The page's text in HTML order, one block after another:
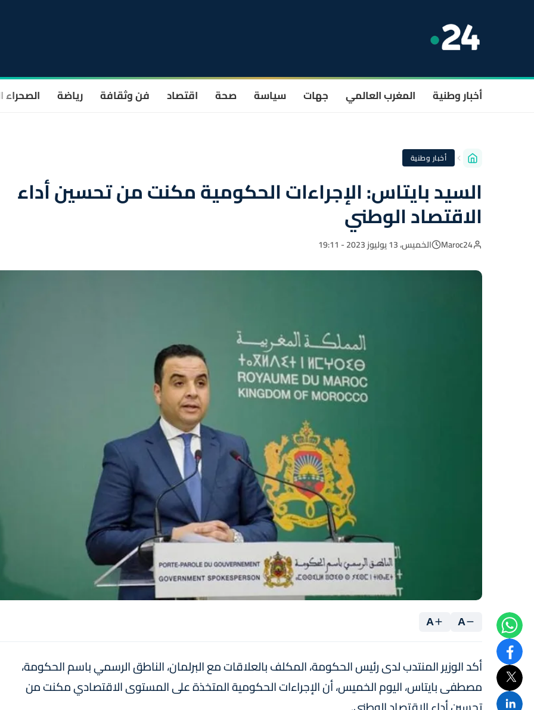
أخبار وطنية المغرب العالمي جهات سياسة صحة اقتصاد فن وثقافة رياضة الصحراء
أخبار وطنية
السيد بايتاس: الإجراءات الحكومية مكنت من تحسين أداء
الاقتصاد الوطني
Maroc24 الخميس، 13 يوليوز 2023 - 19:11
A
A
أكد الوزير المنتدب لدى رئيس الحكومة، المكلف بالعلاقات مع البرلمان، الناطق الرسمي باسم الحكومة،
مصطفى بايتاس، اليوم الخميس، أن الإجراءات الحكومية المتخذة على المستوى الاقتصادي مكنت من